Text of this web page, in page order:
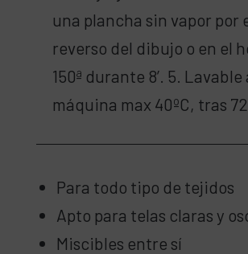
una plancha sin vapor por
reverso del dibujo o en el
150ª durante 8’. 5. Lavable
máquina max 40ºC, tras
Para todo tipo de tejidos
Apto para telas claras y
Miscibles entre sí